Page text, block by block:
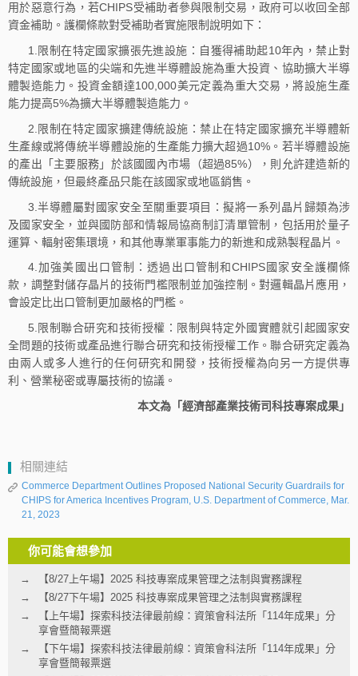
用於惡意行為，若CHIPS受補助者參與限制交易，政府可以收回全部
資金補助。護欄條款對受補助者實施限制說明如下：
1.限制在特定國家擴張先進設施：自獲得補助起10年內，禁止對
特定國家或地區的尖端和先進半導體設施為重大投資、協助擴大半導
體製造能力。投資金額達100,000美元定義為重大交易，將設施生產
能力提高5%為擴大半導體製造能力。
2.限制在特定國家擴建傳統設施：禁止在特定國家擴充半導體新
生產線或將傳統半導體設施的生產能力擴大超過10%。若半導體設施
的產出「主要服務」於該國國內市場（超過85%），則允許建造新的
傳統設施，但最終產品只能在該國家或地區銷售。
3.半導體屬對國家安全至關重要項目：擬將一系列晶片歸類為涉
及國家安全，並與國防部和情報局協商制訂清單管制，包括用於量子
運算、輻射密集環境，和其他專業軍事能力的新進和成熟製程晶片。
4.加強美國出口管制：透過出口管制和CHIPS國家安全護欄條
款，調整對儲存晶片的技術門檻限制並加強控制。對邏輯晶片應用，
會設定比出口管制更加嚴格的門檻。
5.限制聯合研究和技術授權：限制與特定外國實體就引起國家安
全問題的技術或產品進行聯合研究和技術授權工作。聯合研究定義為
由兩人或多人進行的任何研究和開發，技術授權為向另一方提供專
利、營業秘密或專屬技術的協議。
本文為「經濟部產業技術司科技專案成果」
相關連結
Commerce Department Outlines Proposed National Security Guardrails for
CHIPS for America Incentives Program, U.S. Department of Commerce, Mar.
21, 2023
你可能會想參加
【8/27上午場】2025 科技專案成果管理之法制與實務課程
【8/27下午場】2025 科技專案成果管理之法制與實務課程
【上午場】探索科技法律最前線：資策會科法所「114年成果」分
享會暨簡報票選
【下午場】探索科技法律最前線：資策會科法所「114年成果」分
享會暨簡報票選